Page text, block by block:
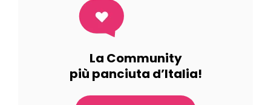
La Community
più panciuta d’Italia!